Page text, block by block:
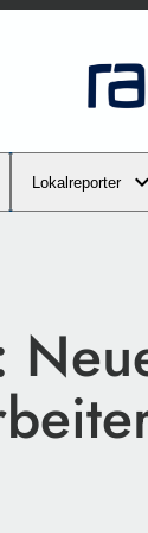
Lokalreporter